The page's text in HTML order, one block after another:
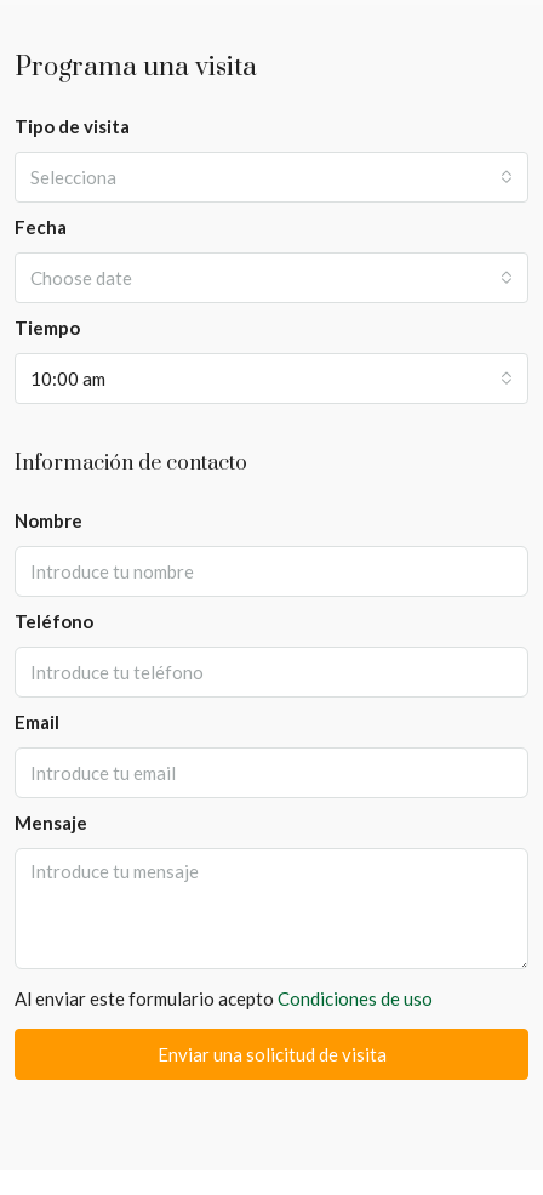
Programa una visita
Tipo de visita
Selecciona
Fecha
Choose date
Tiempo
10:00 am
Información de contacto
Nombre
Teléfono
Email
Mensaje
Al enviar este formulario acepto Condiciones de uso
Enviar una solicitud de visita